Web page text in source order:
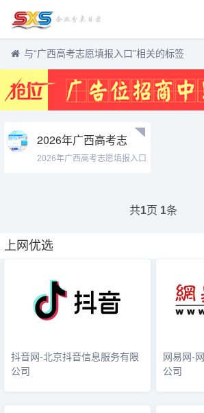
与“广西高考志愿填报入口”相关的标签
2026年广西高考志
愿填报入口
2026年广西高考志愿填报入口
共1页 1条
上网优选
抖音网-北京抖音信息服务有限
公司
网易网-
公司